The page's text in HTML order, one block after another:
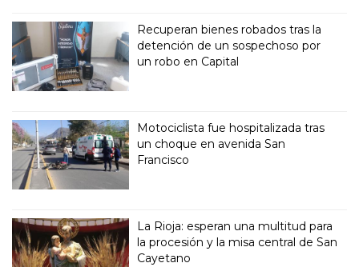
Recuperan bienes robados tras la
detención de un sospechoso por
un robo en Capital
Motociclista fue hospitalizada tras
un choque en avenida San
Francisco
La Rioja: esperan una multitud para
la procesión y la misa central de San
Cayetano